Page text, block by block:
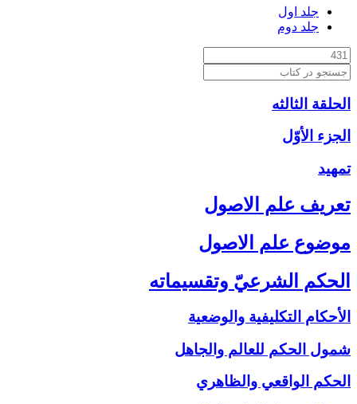
جلد اول
جلد دوم
الحلقة الثالثه
الجزء الأوّل‏
تمهيد
تعريف علم الاصول‏
موضوع علم الاصول‏
الحكم الشرعيّ وتقسيماته‏
الأحكام التكليفية والوضعية
شمول الحكم للعالم والجاهل
الحكم الواقعي والظاهري